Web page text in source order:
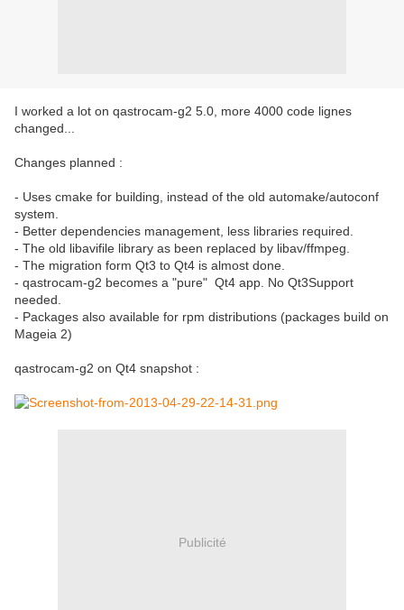
I worked a lot on qastrocam-g2 5.0, more 4000 code lignes
changed...
Changes planned :
- Uses cmake for building, instead of the old automake/autoconf
system.
- Better dependencies management, less libraries required.
- The old libavifile library as been replaced by libav/ffmpeg.
- The migration form Qt3 to Qt4 is almost done.
- qastrocam-g2 becomes a "pure" Qt4 app. No Qt3Support
needed.
- Packages also available for rpm distributions (packages build on
Mageia 2)
qastrocam-g2 on Qt4 snapshot :
Publicité